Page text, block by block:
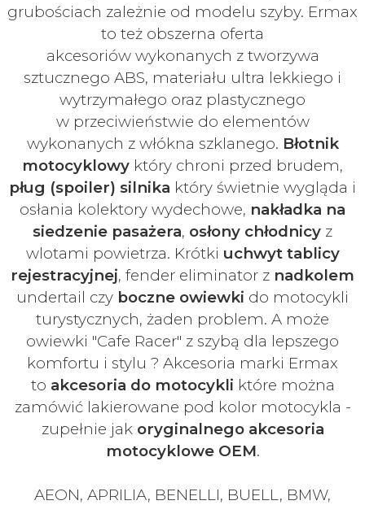
grubościach zależnie od modelu szyby. Ermax
to też obszerna oferta
akcesoriów wykonanych z tworzywa
sztucznego ABS, materiału ultra lekkiego i
wytrzymałego oraz plastycznego
w przeciwieństwie do elementów
wykonanych z włókna szklanego. Błotnik
motocyklowy który chroni przed brudem,
pług (spoiler) silnika który świetnie wygląda i
osłania kolektory wydechowe, nakładka na
siedzenie pasażera, osłony chłodnicy z
wlotami powietrza. Krótki uchwyt tablicy
rejestracyjnej, fender eliminator z nadkolem
undertail czy boczne owiewki do motocykli
turystycznych, żaden problem. A może
owiewki "Cafe Racer" z szybą dla lepszego
komfortu i stylu ? Akcesoria marki Ermax
to akcesoria do motocykli które można
zamówić lakierowane pod kolor motocykla -
zupełnie jak oryginalnego akcesoria
motocyklowe OEM.
AEON, APRILIA, BENELLI, BUELL, BMW,